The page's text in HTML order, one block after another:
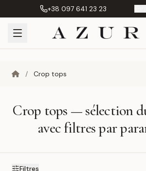
+38 097 641 23 23
/ Crop tops
Crop tops — sélection
avec filtres par
Filtres